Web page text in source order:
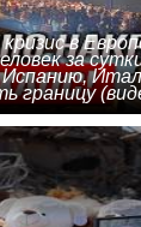
в
за
Испанию,
границу